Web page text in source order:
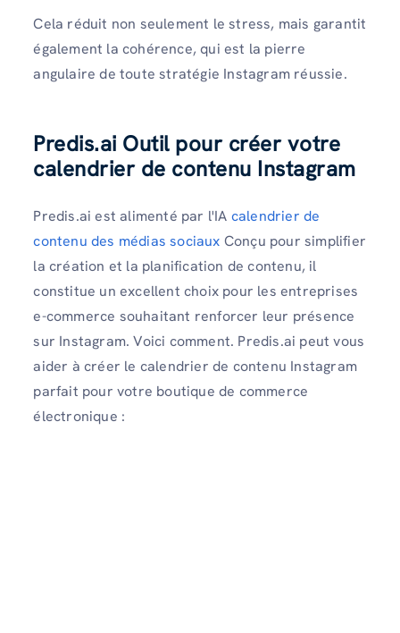
Cela réduit non seulement le stress, mais garantit
également la cohérence, qui est la pierre
angulaire de toute stratégie Instagram réussie.
Predis.ai Outil pour créer votre
calendrier de contenu Instagram
​Predis.ai est alimenté par l'IA calendrier de
contenu des médias sociaux Conçu pour simplifier
la création et la planification de contenu, il
constitue un excellent choix pour les entreprises
e-commerce souhaitant renforcer leur présence
sur Instagram. Voici comment. Predis.ai peut vous
aider à créer le calendrier de contenu Instagram
parfait pour votre boutique de commerce
électronique :